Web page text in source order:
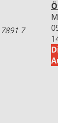
7